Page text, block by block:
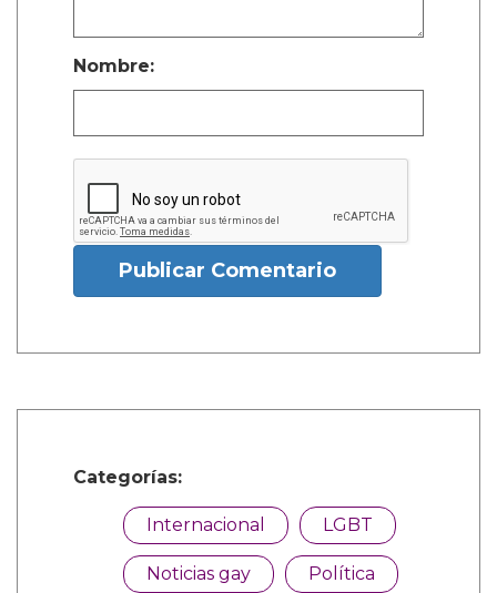
Nombre:
Publicar Comentario
Categorías:
Internacional LGBT
Noticias gay Política